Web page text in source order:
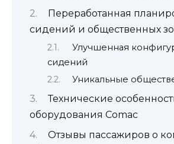
Переработанная
сидений и общественных
Улучшенная
сидений
Уникальные
Технические
оборудования Comac
Отзывы пассажиров о